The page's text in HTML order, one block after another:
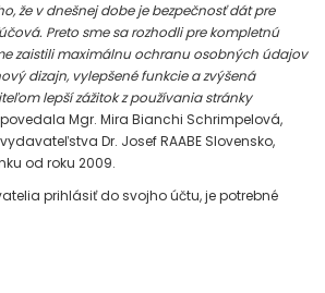
že v dnešnej dobe je bezpečnosť dát pre
Preto sme sa rozhodli pre kompletnú
zaistili maximálnu ochranu osobných údajov
dizajn, vylepšené funkcie a zvýšená
lepší zážitok z používania stránky
Mgr. Mira Bianchi Schrimpelová,
Dr. Josef RAABE Slovensko,
od roku 2009.
prihlásiť do svojho účtu, je potrebné